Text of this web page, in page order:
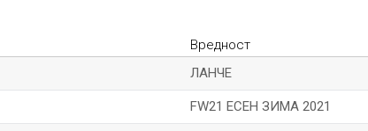
Вредност
ЛАНЧЕ
FW21 ЕСЕН ЗИМА 2021